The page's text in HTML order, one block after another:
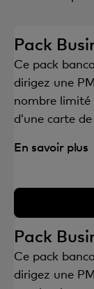
Pack
Ce pack
dirigez une
nombre limité
d’une carte
En savoir plus
Pack
Ce pack
dirigez une